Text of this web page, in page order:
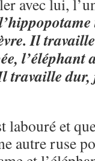
avec lui,
Il
l’éléphant
travaille
labouré et
autre ruse